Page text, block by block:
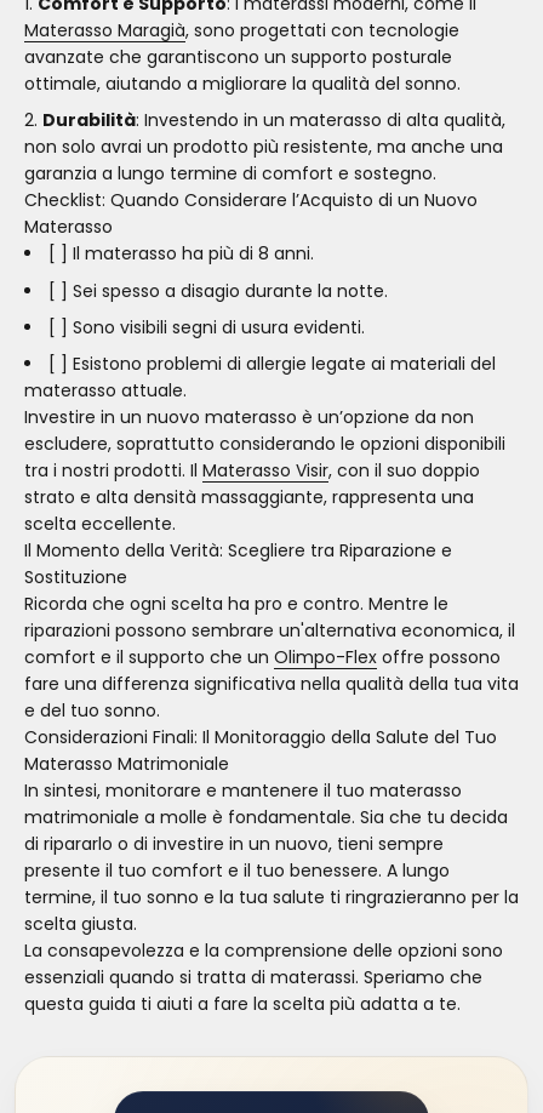
Materasso Maragià, sono progettati con tecnologie
avanzate che garantiscono un supporto posturale
ottimale, aiutando a migliorare la qualità del sonno.
Durabilità: Investendo in un materasso di alta qualità,
non solo avrai un prodotto più resistente, ma anche una
garanzia a lungo termine di comfort e sostegno.
Checklist: Quando Considerare l’Acquisto di un Nuovo
Materasso
[ ] Il materasso ha più di 8 anni.
[ ] Sei spesso a disagio durante la notte.
[ ] Sono visibili segni di usura evidenti.
[ ] Esistono problemi di allergie legate ai materiali del
materasso attuale.
Investire in un nuovo materasso è un’opzione da non
escludere, soprattutto considerando le opzioni disponibili
tra i nostri prodotti. Il Materasso Visir, con il suo doppio
strato e alta densità massaggiante, rappresenta una
scelta eccellente.
Il Momento della Verità: Scegliere tra Riparazione e
Sostituzione
Ricorda che ogni scelta ha pro e contro. Mentre le
riparazioni possono sembrare un'alternativa economica, il
comfort e il supporto che un Olimpo-Flex offre possono
fare una differenza significativa nella qualità della tua vita
e del tuo sonno.
Considerazioni Finali: Il Monitoraggio della Salute del Tuo
Materasso Matrimoniale
In sintesi, monitorare e mantenere il tuo materasso
matrimoniale a molle è fondamentale. Sia che tu decida
di ripararlo o di investire in un nuovo, tieni sempre
presente il tuo comfort e il tuo benessere. A lungo
termine, il tuo sonno e la tua salute ti ringrazieranno per la
scelta giusta.
La consapevolezza e la comprensione delle opzioni sono
essenziali quando si tratta di materassi. Speriamo che
questa guida ti aiuti a fare la scelta più adatta a te.